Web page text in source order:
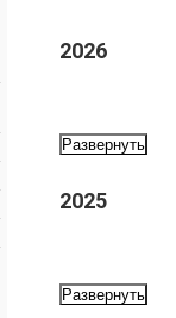
Развернуть
Развернуть